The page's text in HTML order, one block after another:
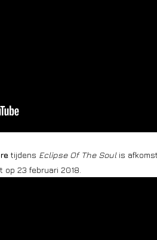
tijdens Eclipse Of The Soul is
op 23 februari 2018.